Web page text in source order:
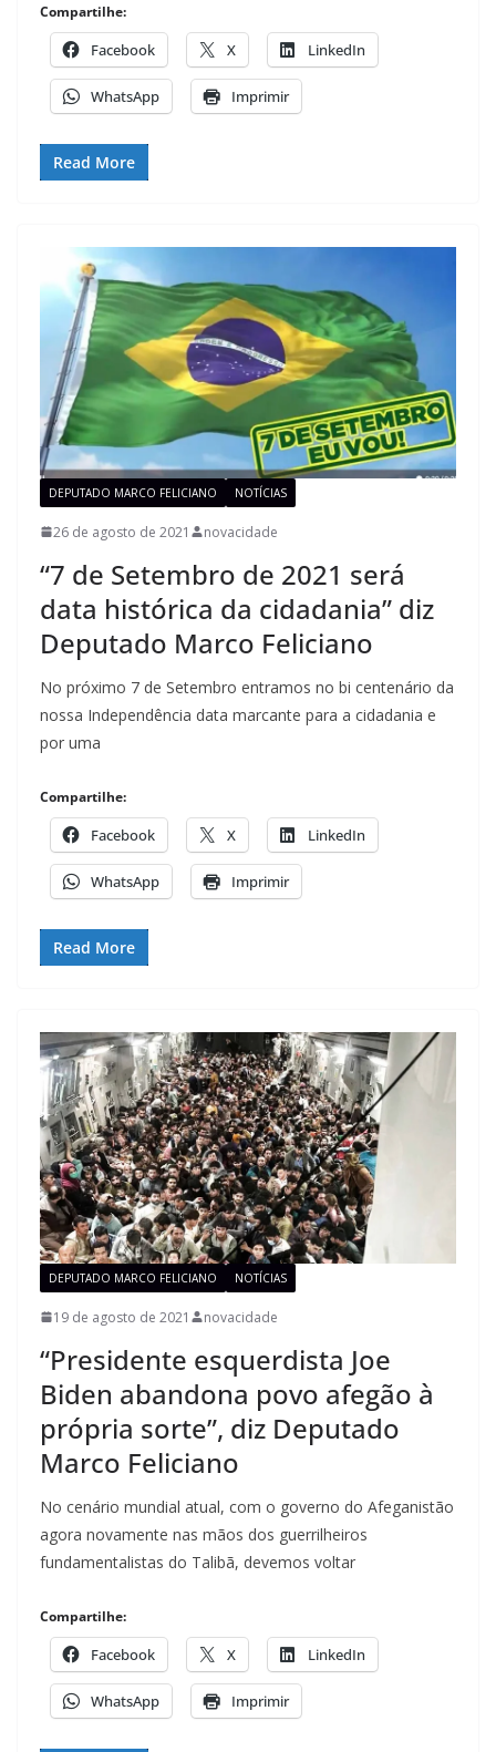
Compartilhe:
Facebook X LinkedIn
WhatsApp Imprimir
Read More
DEPUTADO MARCO FELICIANO NOTÍCIAS
26 de agosto de 2021 novacidade
“7 de Setembro de 2021 será
data histórica da cidadania” diz
Deputado Marco Feliciano
No próximo 7 de Setembro entramos no bi centenário da
nossa Independência data marcante para a cidadania e
por uma
Compartilhe:
Facebook X LinkedIn
WhatsApp Imprimir
Read More
DEPUTADO MARCO FELICIANO NOTÍCIAS
19 de agosto de 2021 novacidade
“Presidente esquerdista Joe
Biden abandona povo afegão à
própria sorte”, diz Deputado
Marco Feliciano
No cenário mundial atual, com o governo do Afeganistão
agora novamente nas mãos dos guerrilheiros
fundamentalistas do Talibã, devemos voltar
Compartilhe:
Facebook X LinkedIn
WhatsApp Imprimir